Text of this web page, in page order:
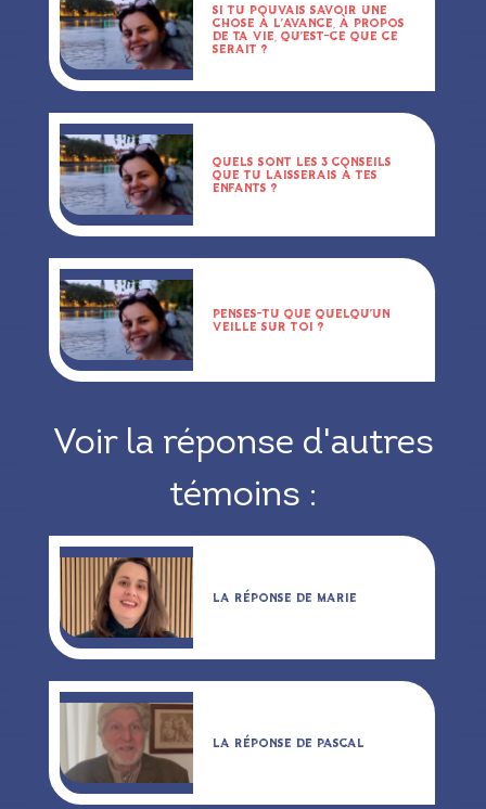
SI TU POUVAIS SAVOIR UNE
CHOSE À L’AVANCE, À PROPOS
DE TA VIE, QU’EST-CE QUE CE
SERAIT ?
QUELS SONT LES 3 CONSEILS
QUE TU LAISSERAIS À TES
ENFANTS ?
PENSES-TU QUE QUELQU’UN
VEILLE SUR TOI ?
Voir la réponse d'autres
témoins :
LA RÉPONSE DE MARIE
LA RÉPONSE DE PASCAL